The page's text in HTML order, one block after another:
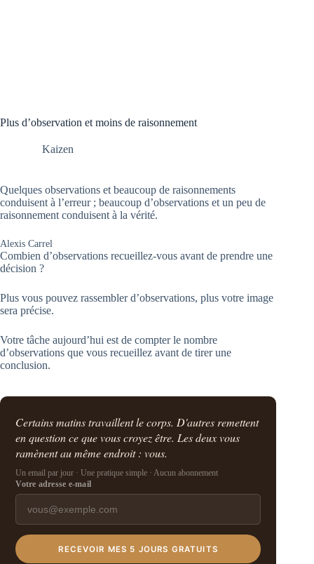
Plus d’observation et moins de raisonnement
Kaizen
Quelques observations et beaucoup de raisonnements
conduisent à l’erreur ; beaucoup d’observations et un peu de
raisonnement conduisent à la vérité.
Alexis Carrel
Combien d’observations recueillez-vous avant de prendre une
décision ?
Plus vous pouvez rassembler d’observations, plus votre image
sera précise.
Votre tâche aujourd’hui est de compter le nombre
d’observations que vous recueillez avant de tirer une
conclusion.
Certains matins travaillent le corps. D'autres remettent
en question ce que vous croyez être. Les deux vous
ramènent au même endroit : vous.
Un email par jour · Une pratique simple · Aucun abonnement
Votre adresse e-mail
RECEVOIR MES 5 JOURS GRATUITS